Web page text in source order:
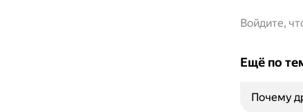
Войдите,
Ещё по
Почему